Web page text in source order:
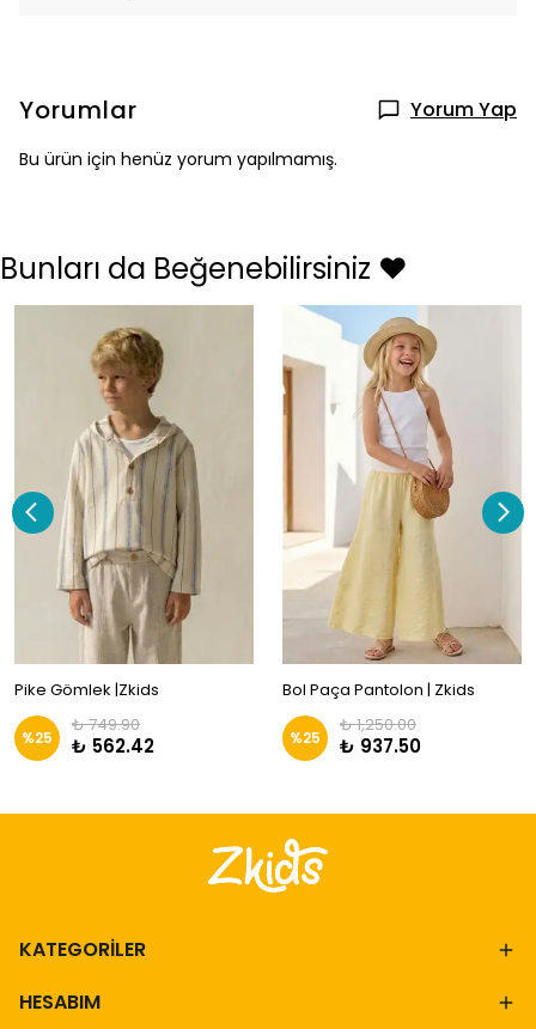
Yorumlar Yorum Yap
Bu ürün için henüz yorum yapılmamış.
Bunları da Beğenebilirsiniz ❤️
Pike Gömlek |Zkids
%25
₺ 749.90
₺ 562.42
Bol Paça Pantolon | Zkids
%25
₺ 1,250.00
₺ 937.50
KATEGORİLER
HESABIM